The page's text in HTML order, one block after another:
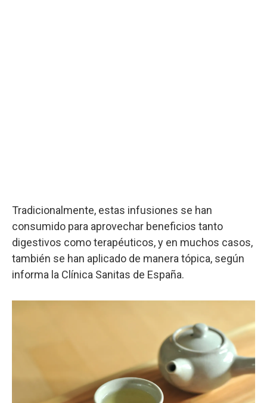
Tradicionalmente, estas infusiones se han
consumido para aprovechar beneficios tanto
digestivos como terapéuticos, y en muchos casos,
también se han aplicado de manera tópica, según
informa la Clínica Sanitas de España.